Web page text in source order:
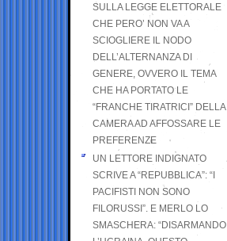
SULLA LEGGE ELETTORALE
CHE PERO’ NON VA A
SCIOGLIERE IL NODO
DELL’ALTERNANZA DI
GENERE, OVVERO IL TEMA
CHE HA PORTATO LE
“FRANCHE TIRATRICI” DELLA
CAMERA AD AFFOSSARE LE
PREFERENZE
UN LETTORE INDIGNATO
SCRIVE A “REPUBBLICA”: “I
PACIFISTI NON SONO
FILORUSSI”. E MERLO LO
SMASCHERA: “DISARMANDO